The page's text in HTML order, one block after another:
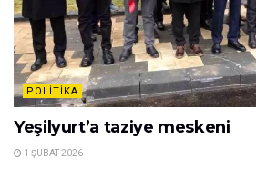
POLITIKA
Yeşilyurt’a taziye meskeni
1 ŞUBAT 2026